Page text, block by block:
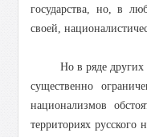
государства, но, в
своей,
Но в ряде других
существенно
национализмов
территориях русского